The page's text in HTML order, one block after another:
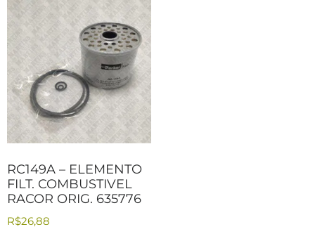
RC149A – ELEMENTO
FILT. COMBUSTIVEL
RACOR ORIG. 635776
R$26,88